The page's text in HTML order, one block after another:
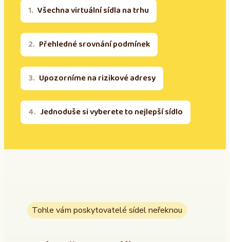
Všechna virtuální sídla na trhu
Přehledné srovnání podmínek
Upozorníme na rizikové adresy
Jednoduše si vyberete to nejlepší sídlo
Tohle vám poskytovatelé sídel neřeknou